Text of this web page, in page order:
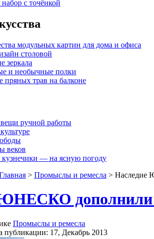
с точёнкой
модульных картин для дома и офиса
столовой
зеркала
и необычные полки
пряных трав на балконе
ручной работы
веков
кузнечики — на ясную погоду
> Промыслы и ремесла > Наследие
дополнили
Промыслы и ремесла
публикации: 17, Декабрь 2013